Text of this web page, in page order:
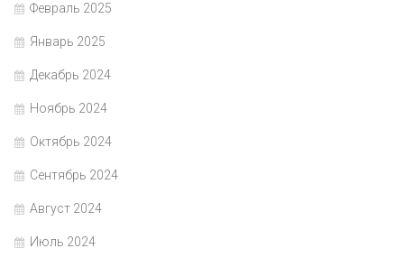
Февраль 2025
Январь 2025
Декабрь 2024
Ноябрь 2024
Октябрь 2024
Сентябрь 2024
Август 2024
Июль 2024